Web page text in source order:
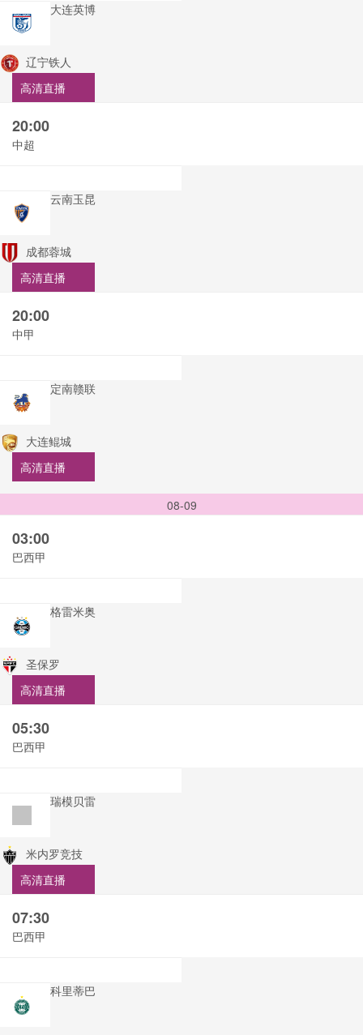
大连英博
辽宁铁人
高清直播
20:00
中超
云南玉昆
成都蓉城
高清直播
20:00
中甲
定南赣联
大连鲲城
高清直播
08-09
03:00
巴西甲
格雷米奥
圣保罗
高清直播
05:30
巴西甲
瑞模贝雷
米内罗竞技
高清直播
07:30
巴西甲
科里蒂巴